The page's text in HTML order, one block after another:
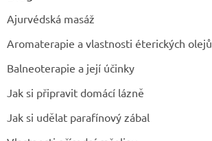
Ajurvédská masáž
Aromaterapie a vlastnosti éterických olejů
Balneoterapie a její účinky
Jak si připravit domácí lázně
Jak si udělat parafínový zábal